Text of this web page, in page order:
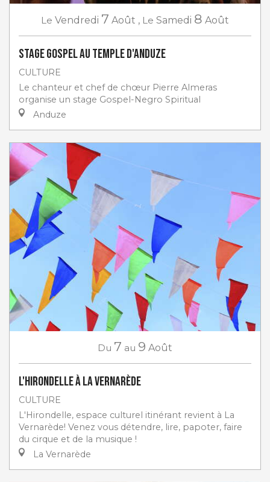
Le Vendredi 7 Août , Le Samedi 8 Août
Stage gospel au Temple d'Anduze
CULTURE
Le chanteur et chef de chœur Pierre Almeras
organise un stage Gospel-Negro Spiritual
Anduze
Du 7 au 9 Août
L'Hirondelle à La Vernarède
CULTURE
L'Hirondelle, espace culturel itinérant revient à La
Vernarède! Venez vous détendre, lire, papoter, faire
du cirque et de la musique !
La Vernarède